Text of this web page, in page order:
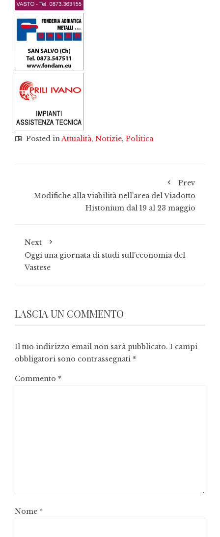
Posted inAttualità, Notizie, Politica
Prev
Modifiche alla viabilità nell’area del Viadotto
Histonium dal 19 al 23 maggio
Next
Oggi una giornata di studi sull’economia del
Vastese
LASCIA UN COMMENTO
Il tuo indirizzo email non sarà pubblicato. I campi
obbligatori sono contrassegnati *
Commento *
Nome *